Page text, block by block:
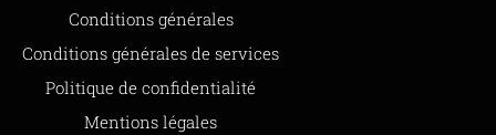
Offre de parrainage 50-50
FAQ
BLOG
Conditions générales
Conditions générales de services
Politique de confidentialité
Mentions légales
165 Avenue de Bretagne
979 480 886 RCS LILLE Métropole
SAP / 979480886 Acte 2023-140